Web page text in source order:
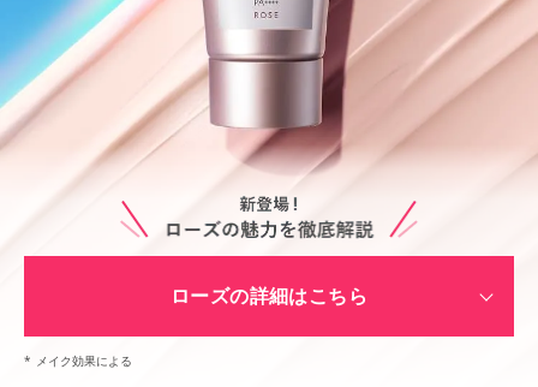
ローズの詳細はこちら
* メイク効果による